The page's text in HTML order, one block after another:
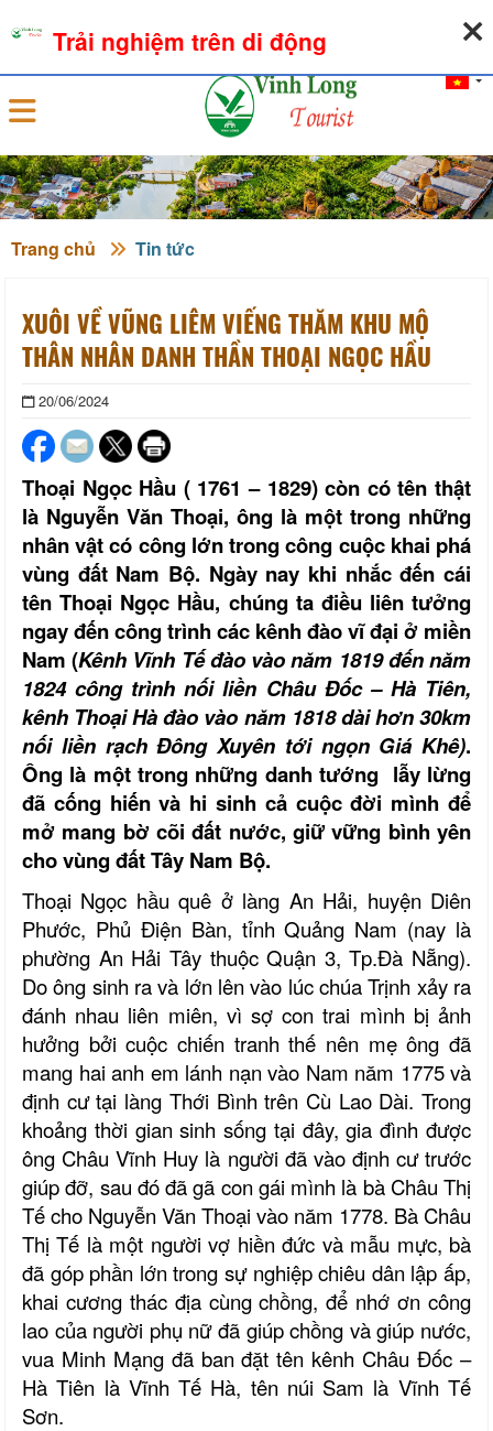
Đăng nhập
Trang chủ Tin tức
XUÔI VỀ VŨNG LIÊM VIẾNG THĂM KHU MỘ
THÂN NHÂN DANH THẦN THOẠI NGỌC HẦU
20/06/2024
Thoại Ngọc Hầu ( 1761 – 1829) còn có tên thật
là Nguyễn Văn Thoại, ông là một trong những
nhân vật có công lớn trong công cuộc khai phá
vùng đất Nam Bộ. Ngày nay khi nhắc đến cái
tên Thoại Ngọc Hầu, chúng ta điều liên tưởng
ngay đến công trình các kênh đào vĩ đại ở miền
Nam (Kênh Vĩnh Tế đào vào năm 1819 đến năm
1824 công trình nối liền Châu Đốc – Hà Tiên,
kênh Thoại Hà đào vào năm 1818 dài hơn 30km
nối liền rạch Đông Xuyên tới ngọn Giá Khê).
Ông là một trong những danh tướng lẫy lừng
đã cống hiến và hi sinh cả cuộc đời mình để
mở mang bờ cõi đất nước, giữ vững bình yên
cho vùng đất Tây Nam Bộ.
Thoại Ngọc hầu quê ở làng An Hải, huyện Diên
Phước, Phủ Điện Bàn, tỉnh Quảng Nam (nay là
phường An Hải Tây thuộc Quận 3, Tp.Đà Nẵng).
Do ông sinh ra và lớn lên vào lúc chúa Trịnh xảy ra
đánh nhau liên miên, vì sợ con trai mình bị ảnh
hưởng bởi cuộc chiến tranh thế nên mẹ ông đã
mang hai anh em lánh nạn vào Nam năm 1775 và
định cư tại làng Thới Bình trên Cù Lao Dài. Trong
khoảng thời gian sinh sống tại đây, gia đình được
ông Châu Vĩnh Huy là người đã vào định cư trước
giúp đỡ, sau đó đã gã con gái mình là bà Châu Thị
Tế cho Nguyễn Văn Thoại vào năm 1778. Bà Châu
Thị Tế là một người vợ hiền đức và mẫu mực, bà
đã góp phần lớn trong sự nghiệp chiêu dân lập ấp,
khai cương thác địa cùng chồng, để nhớ ơn công
lao của người phụ nữ đã giúp chồng và giúp nước,
vua Minh Mạng đã ban đặt tên kênh Châu Đốc –
Hà Tiên là Vĩnh Tế Hà, tên núi Sam là Vĩnh Tế
Sơn.
Trải nghiệm trên di động